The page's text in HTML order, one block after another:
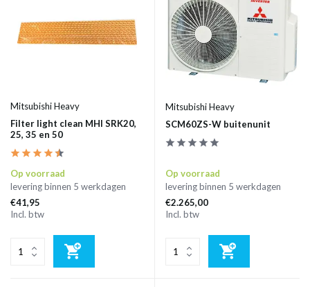
Mitsubishi Heavy
Filter light clean MHI SRK20,
25, 35 en 50
Op voorraad
levering binnen 5 werkdagen
€41,95
Incl. btw
Mitsubishi Heavy
SCM60ZS-W buitenunit
Op voorraad
levering binnen 5 werkdagen
€2.265,00
Incl. btw